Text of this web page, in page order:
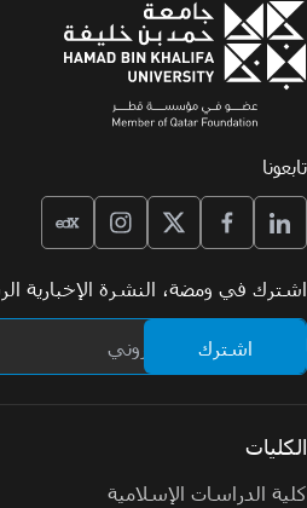
تابعونا
اشترك في ومضة، النشرة الإخبارية
الكليات
كلية الدراسات الإسلامية